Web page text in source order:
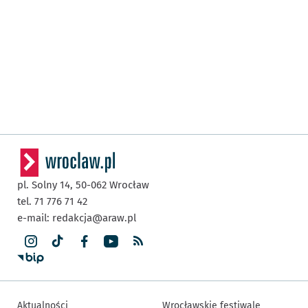
pl. Solny 14, 50-062 Wrocław
tel. 71 776 71 42
e-mail: redakcja@araw.pl
Aktualności Wrocławskie festiwale